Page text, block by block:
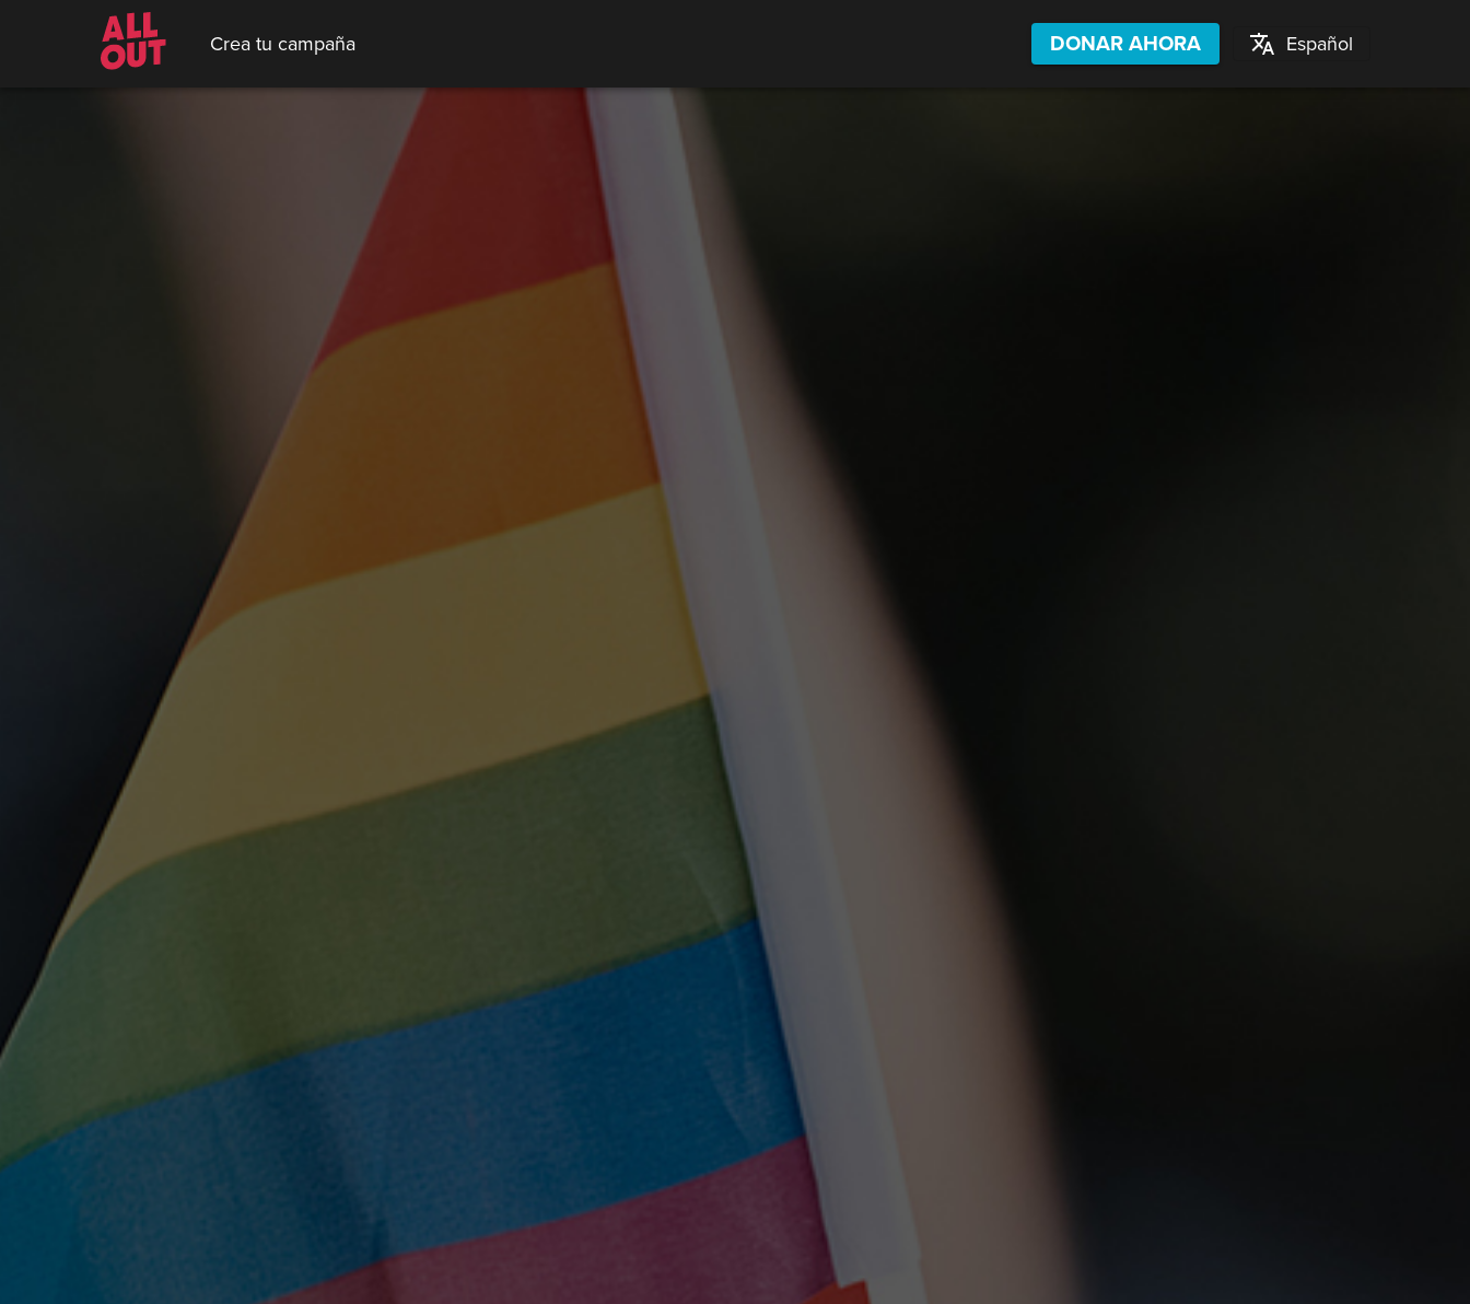
Crea tu campaña DONAR AHORA Español